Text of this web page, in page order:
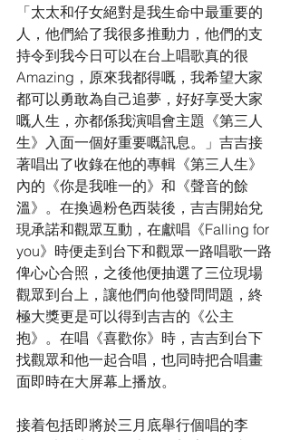
「太太和仔女絕對是我生命中最重要的
人，他們給了我很多推動力，他們的支
持令到我今日可以在台上唱歌真的很
Amazing，原來我都得嘅，我希望大家
都可以勇敢為自己追夢，好好享受大家
嘅人生，亦都係我演唱會主題《第三人
生》入面一個好重要嘅訊息。」吉吉接
著唱出了收錄在他的專輯《第三人生》
內的《你是我唯一的》和《聲音的餘
溫》。在換過粉色西裝後，吉吉開始兌
現承諾和觀眾互動，在獻唱《Falling for
you》時便走到台下和觀眾一路唱歌一路
俾心心合照，之後他便抽選了三位現場
觀眾到台上，讓他們向他發問問題，終
極大獎更是可以得到吉吉的《公主
抱》。在唱《喜歡你》時，吉吉到台下
找觀眾和他一起合唱，也同時把合唱畫
面即時在大屏幕上播放。
接着包括即將於三月底舉行個唱的李